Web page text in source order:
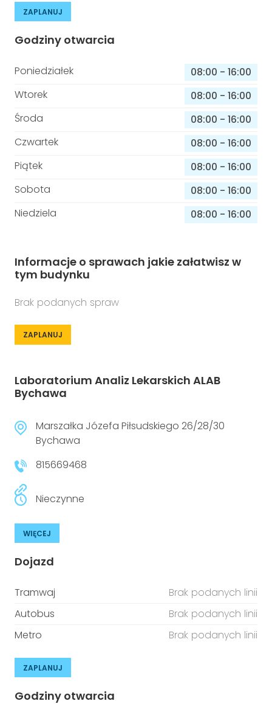
ZAPLANUJ
Godziny otwarcia
Poniedziałek 08:00 - 16:00
Wtorek
08:00 - 16:00
Środa
08:00 - 16:00
Czwartek
08:00 - 16:00
Piątek
08:00 - 16:00
Sobota
08:00 - 16:00
Niedziela
08:00 - 16:00
Informacje o sprawach jakie załatwisz w
tym budynku
Brak podanych spraw
ZAPLANUJ
Laboratorium Analiz Lekarskich ALAB
Bychawa
Marszałka Józefa Piłsudskiego 26/28/30
Bychawa
815669468
Nieczynne
WIĘCEJ
Dojazd
Tramwaj
Brak podanych linii
Autobus
Brak podanych linii
Metro
Brak podanych linii
ZAPLANUJ
Godziny otwarcia